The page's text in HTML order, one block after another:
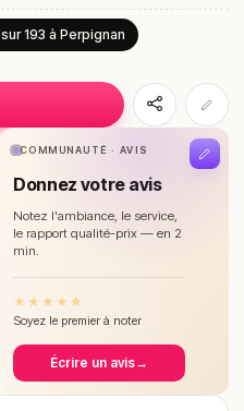
sur 193 à Perpignan
COMMUNAUTÉ · AVIS
Donnez votre avis
Notez l'ambiance, le service,
le rapport qualité-prix — en 2
min.
★ ★ ★ ★ ★
Soyez le premier à noter
Écrire un avis→